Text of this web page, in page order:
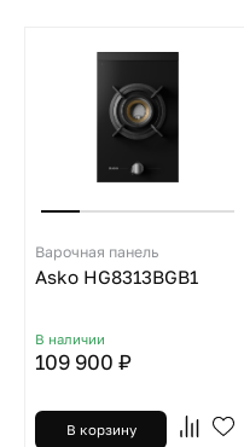
Варочная панель
Asko HG8313BGB1
В наличии
109 900 ₽
В корзину